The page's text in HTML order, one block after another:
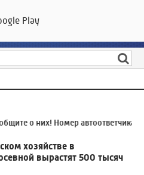
ГТРК «Ивтелерадио»
о них! Номер автоответчика:8
хозяйстве в
вырастят 500 тысяч
Play